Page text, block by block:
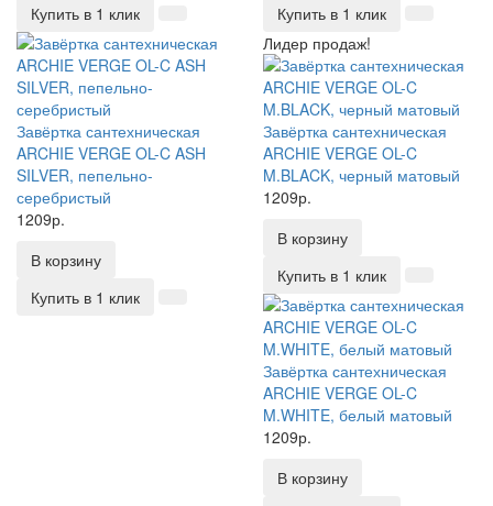
Купить в 1 клик
Купить в 1 клик
Завёртка сантехническая
ARCHIE VERGE OL-C ASH
SILVER, пепельно-
серебристый
1209р.
В корзину
Купить в 1 клик
Лидер продаж!
Завёртка сантехническая
ARCHIE VERGE OL-C
M.BLACK, черный матовый
1209р.
В корзину
Купить в 1 клик
Завёртка сантехническая
ARCHIE VERGE OL-C
M.WHITE, белый матовый
1209р.
В корзину